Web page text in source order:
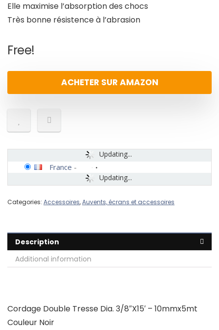
Elle maximise l’absorption des chocs
Très bonne résistence à l’abrasion
Free!
ACHETER SUR AMAZON
Updating...
Updating...
France -
Categories: Accessoires,Auvents, écrans et accessoires
Description
Additional information
Cordage Double Tresse Dia. 3/8″X15′ – 10mmx5mt
Couleur Noir